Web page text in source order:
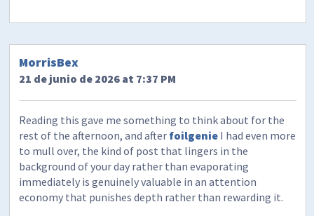
MorrisBex
21 de junio de 2026 at 7:37 PM
Reading this gave me something to think about for the
rest of the afternoon, and after foilgenie I had even more
to mull over, the kind of post that lingers in the
background of your day rather than evaporating
immediately is genuinely valuable in an attention
economy that punishes depth rather than rewarding it.